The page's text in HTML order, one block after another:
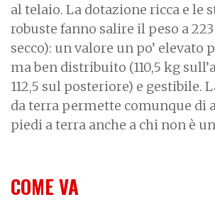
al telaio. La dotazione ricca e le
robuste fanno salire il peso a
secco): un valore un po’ elevato
ma ben distribuito (110,5 kg
112,5 sul posteriore) e gestibile.
da terra permette comunque di
piedi a terra anche a chi non è
COME VA